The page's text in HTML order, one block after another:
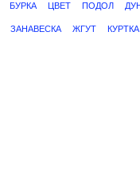
БУРКА ЦВЕТ ПОДОЛ
ЗАНАВЕСКА ЖГУТ КУРТКА